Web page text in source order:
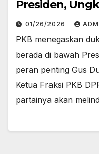
Presiden,
01/26/2026
PKB menegaskan
berada di bawah
peran penting Gus
Ketua Fraksi PKB
partainya akan